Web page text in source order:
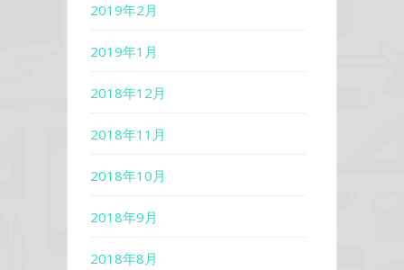
2019年2月
2019年1月
2018年12月
2018年11月
2018年10月
2018年9月
2018年8月